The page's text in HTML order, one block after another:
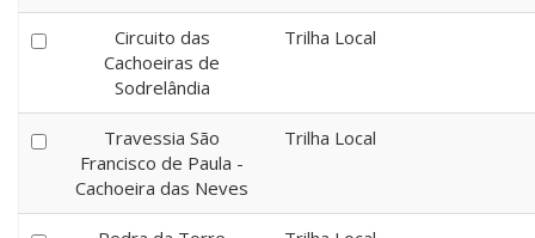
Circuito das
Cachoeiras de
Sodrelândia
Trilha Local
Travessia São
Francisco de Paula -
Cachoeira das Neves
Trilha Local